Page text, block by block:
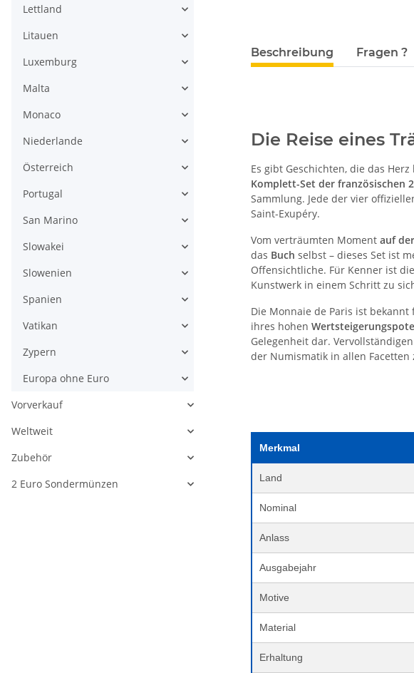
weitere Registerkarten anzeigen
Beschreibung Fragen ?
Die Reise eines
Es gibt Geschichten, die das
Komplett-Set der französischen
Sammlung. Jede der vier
Saint-Exupéry.
Vom verträumten Moment auf
das Buch selbst – dieses Set ist
Offensichtliche. Für Kenner ist
Kunstwerk in einem Schritt zu
Die Monnaie de Paris ist
ihres hohen
Gelegenheit dar.
der Numismatik in allen Facetten
Merkmal
Land
Nominal
Anlass
Ausgabejahr
Motive
Material
Erhaltung
Lettland
Litauen
Luxemburg
Malta
Monaco
Niederlande
Österreich
Portugal
San Marino
Slowakei
Slowenien
Spanien
Vatikan
Zypern
Europa ohne Euro
Vorverkauf
Weltweit
Zubehör
2 Euro Sondermünzen